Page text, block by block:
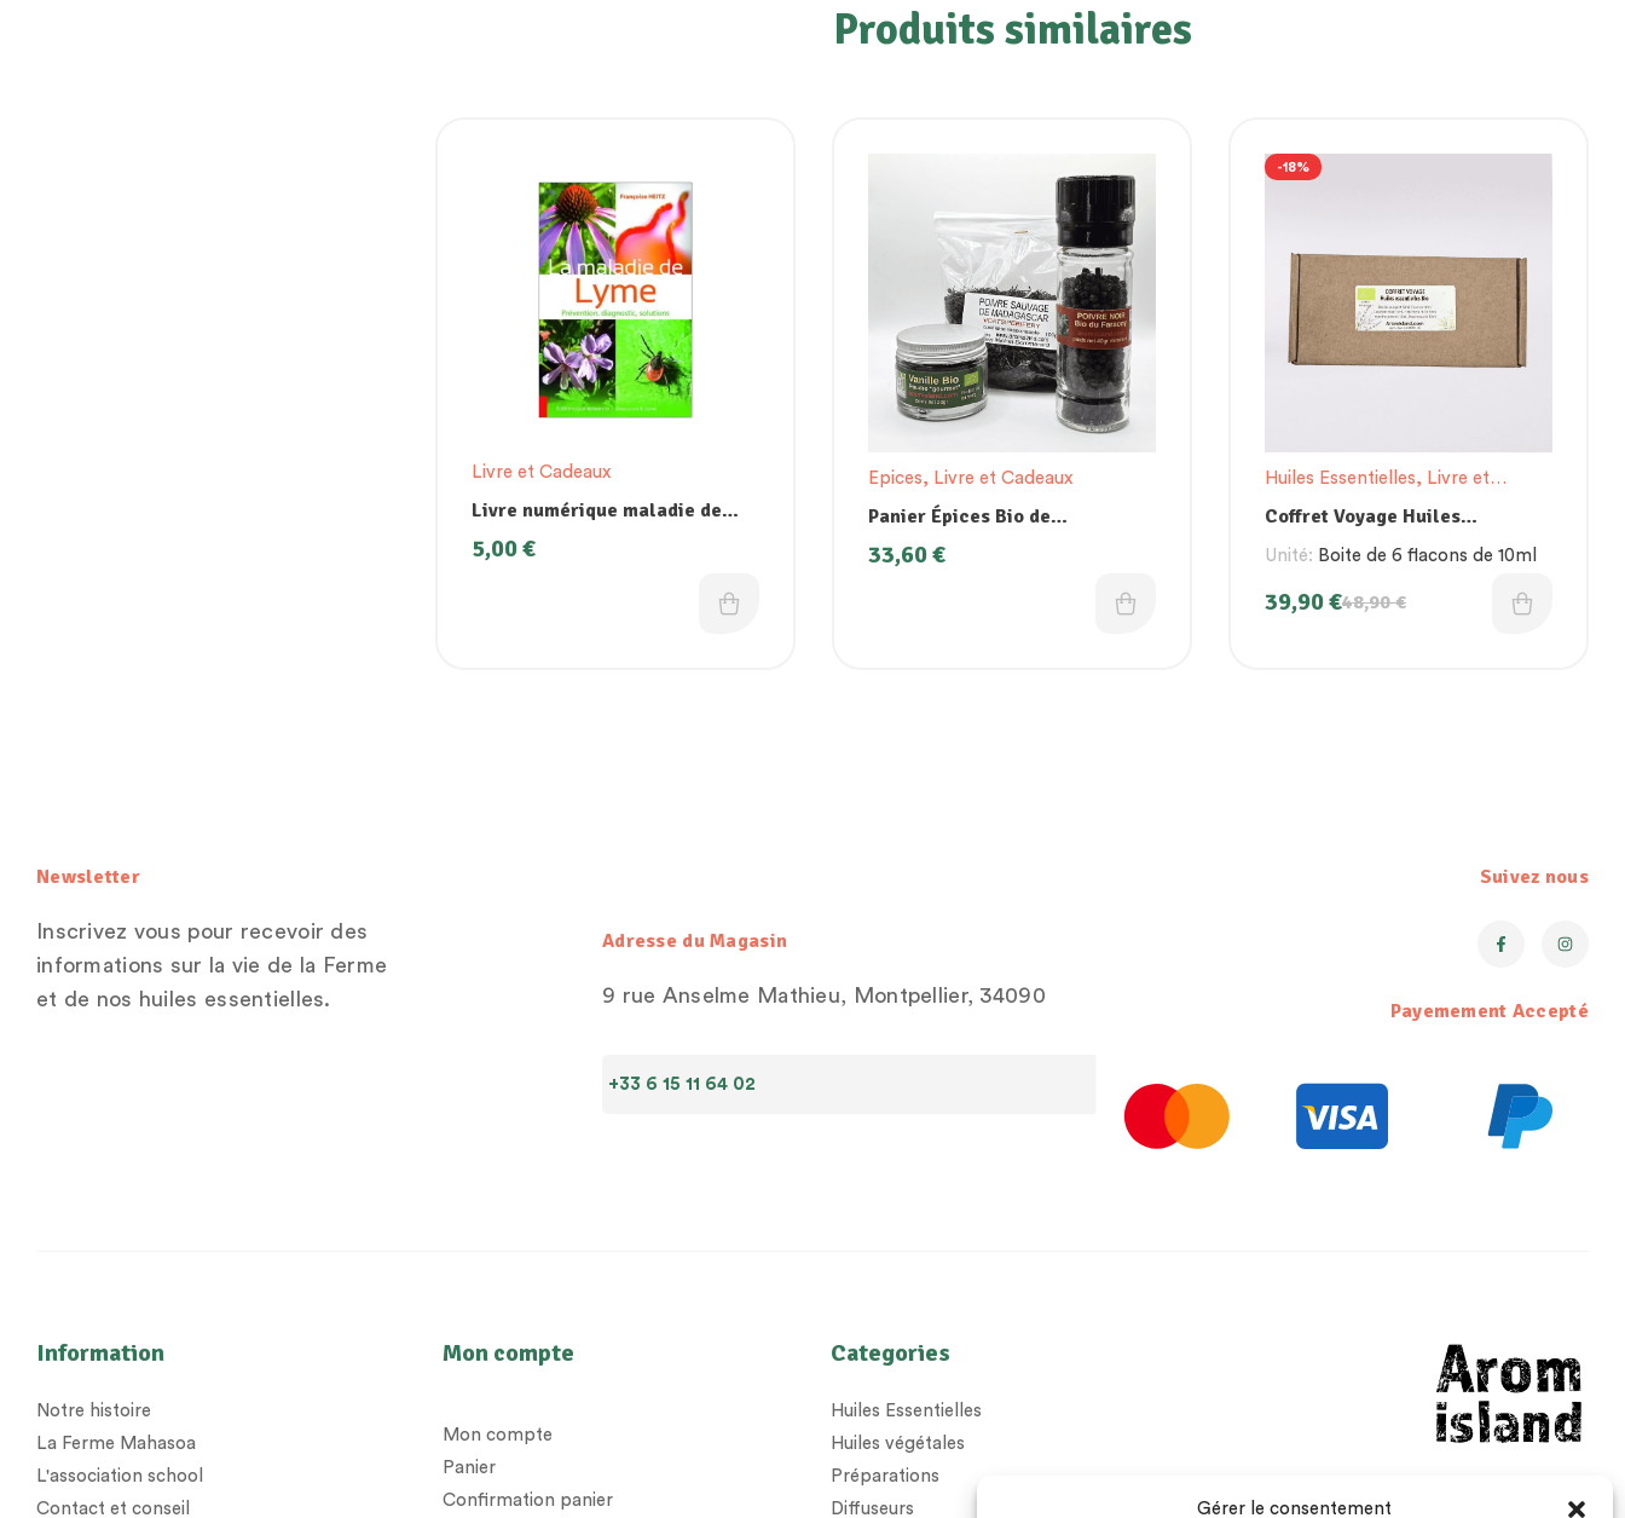
Gérer le consentement
Produits similaires
Livre et Cadeaux
Livre numérique maladie de
Lyme – prévention, diagnostic
et traitements naturels
5,00€
Epices, Livre et Cadeaux
Panier Épices Bio de
Madagascar
33,60€
-18%
Huiles Essentielles, Livre et
Cadeaux
Coffret Voyage Huiles
Essentielles Bio
Unité: Boite de 6 flacons de 10ml
48,90€
39,90€
Newsletter
Inscrivez vous pour recevoir des
informations sur la vie de la Ferme
et de nos huiles essentielles.
Adresse du Magasin
9 rue Anselme Mathieu, Montpellier, 34090
+33 6 15 11 64 02
Suivez nous
Payemement Accepté
Information
Notre histoire
La Ferme Mahasoa
L'association school
Contact et conseil
Mon compte
Mon compte
Panier
Confirmation panier
Categories
Huiles Essentielles
Huiles végétales
Préparations
Diffuseurs